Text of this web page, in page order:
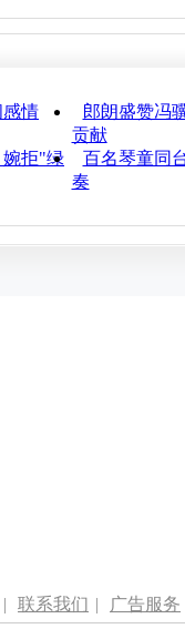
情
郎朗盛赞冯
贡献
婉拒"绿
百名琴童同
奏
| 联系我们 | 广告服务